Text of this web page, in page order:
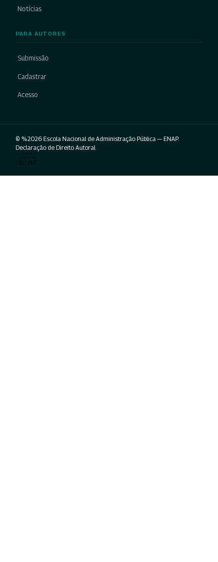
Notícias
PARA AUTORES
Submissão
Cadastrar
Acesso
© %2026 Escola Nacional de Administração Pública — ENAP.
Declaração de Direito Autoral